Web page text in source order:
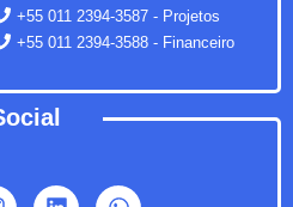
+55 011 2394-3587 - Projetos
+55 011 2394-3588 - Financeiro